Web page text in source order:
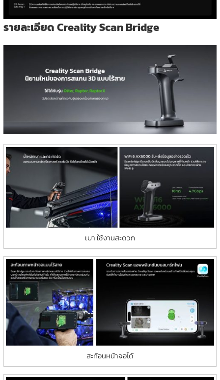
รายละเอียด Creality Scan Bridge
เบา ใช้งานสะดวก
สะท้อนหน้าจอได้